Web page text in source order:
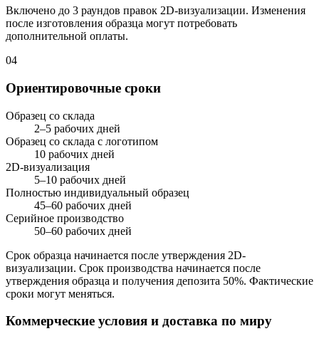
Включено до 3 раундов правок 2D-визуализации. Изменения
после изготовления образца могут потребовать
дополнительной оплаты.
04
Ориентировочные сроки
Образец со склада
2–5 рабочих дней
Образец со склада с логотипом
10 рабочих дней
2D-визуализация
5–10 рабочих дней
Полностью индивидуальный образец
45–60 рабочих дней
Серийное производство
50–60 рабочих дней
Срок образца начинается после утверждения 2D-
визуализации. Срок производства начинается после
утверждения образца и получения депозита 50%. Фактические
сроки могут меняться.
Коммерческие условия и доставка по миру